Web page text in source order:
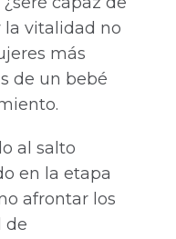
la vitalidad no
más
de un bebé
al salto
en la etapa
afrontar los
de